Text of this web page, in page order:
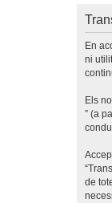
En
ni
Els
” (a
de